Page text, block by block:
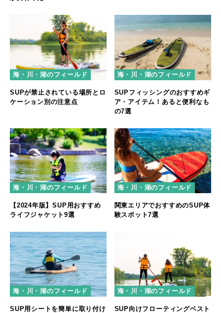
海・川・湖のフィールド
SUPが禁止されている場所とロ
ケーション別の注意点
海・川・湖のフィールド
SUPフィッシングのおすすめギ
ア・アイテム！あると便利なも
の7選
海・川・湖のフィールド
【2024年版】SUP用おすすめ
ライフジャケット9選
海・川・湖のフィールド
関東エリアでおすすめのSUP体
験スポット7選
海・川・湖のフィールド
SUP用シートを簡単に取り付け
海・川・湖のフィールド
SUP向けフローティングベスト